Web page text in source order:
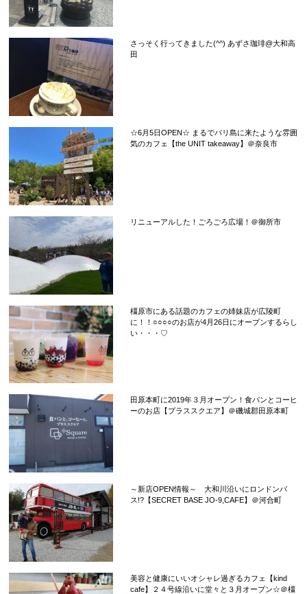
さっそく行ってきました(^^) あずさ珈琲@大和高
田
☆6月5日OPEN☆ まるでバリ島に来たような雰囲
気のカフェ【the UNIT takeaway】＠奈良市
リニューアルした！ごろごろ広場！＠御所市
橿原市にある話題のカフェの姉妹店が広陵町
に！！○○○○のお店が4月26日にオープンするらし
い・・・♡
田原本町に2019年３月オープン！食パンとコーヒ
ーのお店【プラススクエア】＠磯城郡田原本町
～新店OPEN情報～ 大和川沿いにロンドンバ
ス!?【SECRET BASE JO-9,CAFE】＠河合町
美容と健康にいいオシャレ過ぎるカフェ【kind
cafe】２４号線沿いに堂々と３月オープン☆＠橿